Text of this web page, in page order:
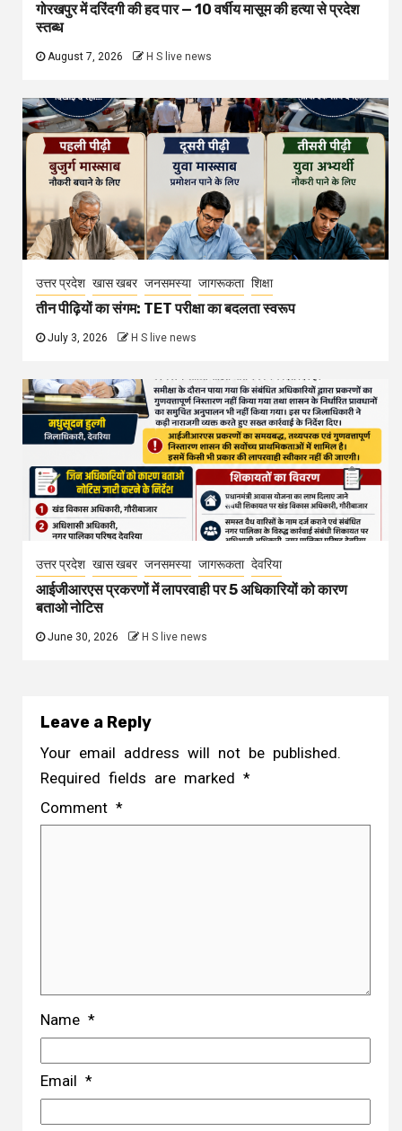
गोरखपुर में दरिंदगी की हद पार — 10 वर्षीय मासूम की हत्या से प्रदेश
स्तब्ध
August 7, 2026 H S live news
उत्तर प्रदेश खास खबर जनसमस्या जागरूकता शिक्षा
तीन पीढ़ियों का संगम: TET परीक्षा का बदलता स्वरूप
July 3, 2026 H S live news
उत्तर प्रदेश खास खबर जनसमस्या जागरूकता देवरिया
आईजीआरएस प्रकरणों में लापरवाही पर 5 अधिकारियों को कारण
बताओ नोटिस
June 30, 2026 H S live news
Leave a Reply
Your email address will not be published.
Required fields are marked *
Comment *
Name *
Email *